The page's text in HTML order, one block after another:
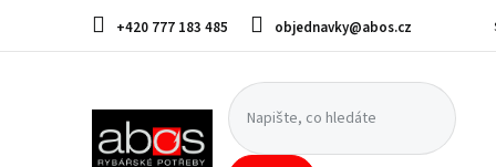
obsah
+420 777 183 485 objednavky@abos.cz